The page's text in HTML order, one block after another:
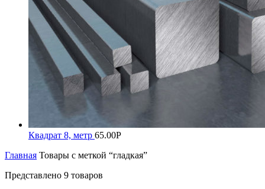
Квадрат 8, метр 65.00Р
Главная Товары с меткой “гладкая”
Представлено 9 товаров